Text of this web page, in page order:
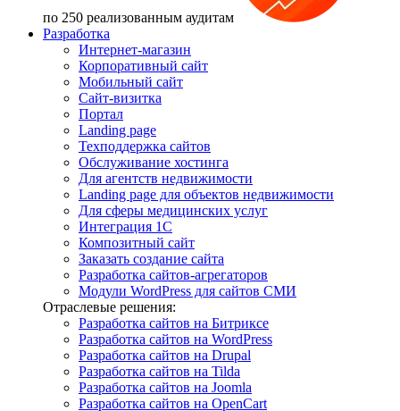
по 250 реализованным аудитам
Разработка
Интернет-магазин
Корпоративный сайт
Мобильный сайт
Сайт-визитка
Портал
Landing page
Техподдержка сайтов
Обслуживание хостинга
Для агентств недвижимости
Landing page для объектов недвижимости
Для сферы медицинских услуг
Интеграция 1С
Композитный сайт
Заказать создание сайта
Разработка сайтов-агрегаторов
Модули WordPress для сайтов СМИ
Отраслевые решения:
Разработка сайтов на Битриксе
Разработка сайтов на WordPress
Разработка сайтов на Drupal
Разработка сайтов на Tilda
Разработка сайтов на Joomla
Разработка сайтов на OpenCart